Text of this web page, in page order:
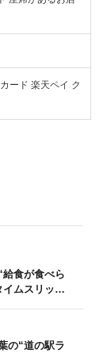
ード 楽天ペイ ク
食が食べら
ムスリップ
の“道の駅ラ